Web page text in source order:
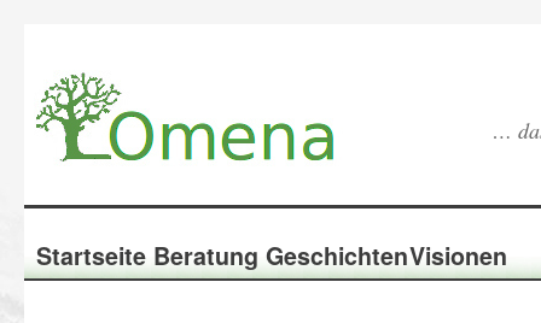
…
Startseite Beratung GeschichtenVisionen